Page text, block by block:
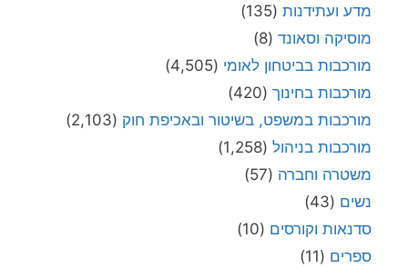
מדע ועתידנות (135)
מוסיקה וסאונד (8)
מורכבות בביטחון לאומי (4,505)
מורכבות בחינוך (420)
מורכבות במשפט, בשיטור ובאכיפת חוק (2,103)
מורכבות בניהול (1,258)
משטרה וחברה (57)
נשים (43)
סדנאות וקורסים (10)
ספרים (11)